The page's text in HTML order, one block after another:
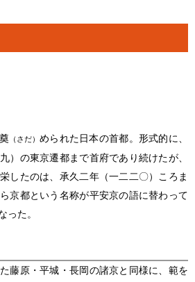
（さだ） められた日本の首都。形式的に、
）の東京遷都まで首府であり続けたが、
したのは、承久二年（一二二〇）ころま
京都という名称が平安京の語に替わって
った。
藤原・平城・長岡の諸京と同様に、範を